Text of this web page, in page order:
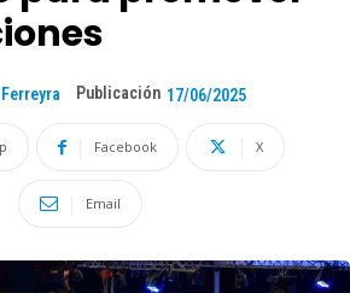
Publicación 17/06/2025
Facebook X
Email